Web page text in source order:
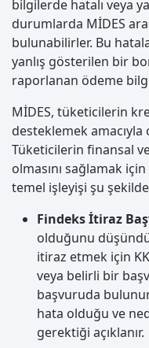
bilgilerde hatalı veya
durumlarda MİDES
bulunabilirler. Bu
yanlış gösterilen bir
raporlanan ödeme
MİDES, tüketicilerin
desteklemek
Tüketicilerin finansal
olmasını sağlamak
temel işleyişi şu
Findeks İtiraz
olduğunu
itiraz etmek için
veya belirli bir
başvuruda
hata olduğu ve
gerektiği açıklanır.